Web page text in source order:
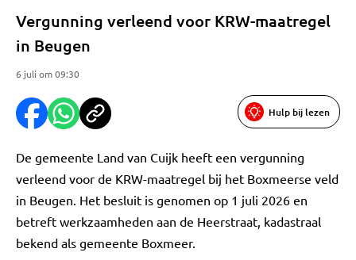
Vergunning verleend voor KRW-maatregel
in Beugen
6 juli om 09:30
Hulp bij lezen
De gemeente Land van Cuijk heeft een vergunning
verleend voor de KRW-maatregel bij het Boxmeerse veld
in Beugen. Het besluit is genomen op 1 juli 2026 en
betreft werkzaamheden aan de Heerstraat, kadastraal
bekend als gemeente Boxmeer.